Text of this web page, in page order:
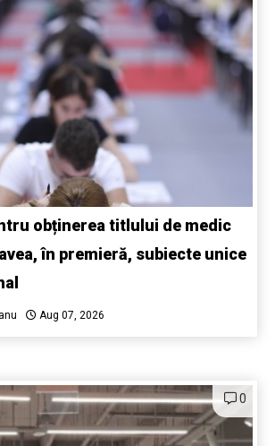
obținerea titlului de medic
în premieră, subiecte unice
Aug 07, 2026
0